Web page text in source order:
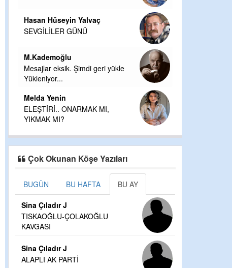
Hasan Hüseyin Yalvaç
SEVGİLİLER GÜNÜ
M.Kademoğlu
Mesajlar eksik. Şimdi geri yükle
Yükleniyor...
Melda Yenin
ELEŞTİRİ.. ONARMAK MI,
YIKMAK MI?
Çok Okunan Köşe Yazıları
BUGÜN BU HAFTA BU AY
Sina Çıladır J
TISKAOĞLU-ÇOLAKOĞLU
KAVGASI
Sina Çıladır J
ALAPLI AK PARTİ